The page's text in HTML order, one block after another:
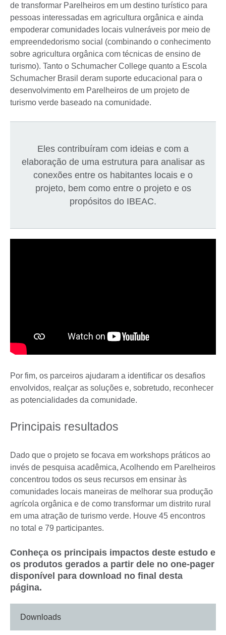
de transformar Parelheiros em um destino turístico para
pessoas interessadas em agricultura orgânica e ainda
empoderar comunidades locais vulneráveis por meio de
empreendedorismo social (combinando o conhecimento
sobre agricultura orgânica com técnicas de ensino de
turismo). Tanto o Schumacher College quanto a Escola
Schumacher Brasil deram suporte educacional para o
desenvolvimento em Parelheiros de um projeto de
turismo verde baseado na comunidade.
Eles contribuíram com ideias e com a
elaboração de uma estrutura para analisar as
conexões entre os habitantes locais e o
projeto, bem como entre o projeto e os
propósitos do IBEAC.
Por fim, os parceiros ajudaram a identificar os desafios
envolvidos, realçar as soluções e, sobretudo, reconhecer
as potencialidades da comunidade.
Principais resultados
Dado que o projeto se focava em workshops práticos ao
invés de pesquisa acadêmica, Acolhendo em Parelheiros
concentrou todos os seus recursos em ensinar às
comunidades locais maneiras de melhorar sua produção
agrícola orgânica e de como transformar um distrito rural
em uma atração de turismo verde. Houve 45 encontros
no total e 79 participantes.
Conheça os principais impactos deste estudo e
os produtos gerados a partir dele no one-pager
disponível para download no final desta
página.
Downloads